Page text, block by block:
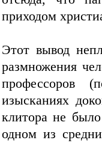
приходом
Этот вывод
размножения
профессоров
изысканиях
клитора не
одном из